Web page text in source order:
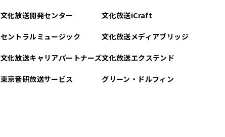
文化放送開発センター
セントラルミュージック
文化放送キャリアパートナーズ
東京音研放送サービス
文化放送iCraft
文化放送メディアブリッジ
文化放送エクステンド
グリーン・ドルフィン